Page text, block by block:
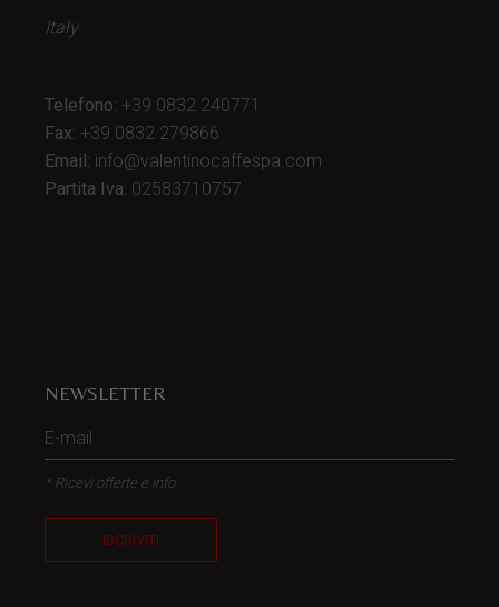
Italy
Telefono: +39 0832 240771
Fax: +39 0832 279866
Email: info@valentinocaffespa.com
Partita Iva: 02583710757
NEWSLETTER
* Ricevi offerte e info
ISCRIVITI